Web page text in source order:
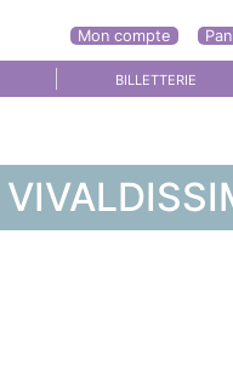
Mon compte
BILLETTERIE